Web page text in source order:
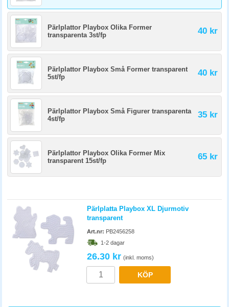
Pärlplattor Playbox Olika Former
transparenta 3st/fp
40 kr
Pärlplattor Playbox Små Former transparent
5st/fp
40 kr
Pärlplattor Playbox Små Figurer transparenta
4st/fp
35 kr
Pärlplattor Playbox Olika Former Mix
transparent 15st/fp
65 kr
Pärlplatta Playbox XL Djurmotiv
transparent
Art.nr: PB2456258
1-2 dagar
26.30 kr (inkl. moms)
KÖP